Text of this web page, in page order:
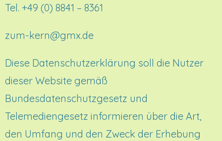
Tel. +49 (0) 8841 – 8361
zum-kern@gmx.de
Diese Datenschutzerklärung soll die Nutzer
dieser Website gemäß
Bundesdatenschutzgesetz und
Telemediengesetz informieren über die Art,
den Umfang und den Zweck der Erhebung